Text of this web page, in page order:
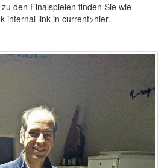
den Finalspielen finden Sie wie
internal link in current>hier.